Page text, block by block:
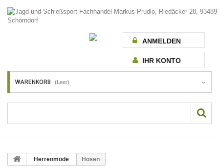
ANMELDEN
IHR KONTO
WARENKORB (Leer)
Herrenmode Hosen